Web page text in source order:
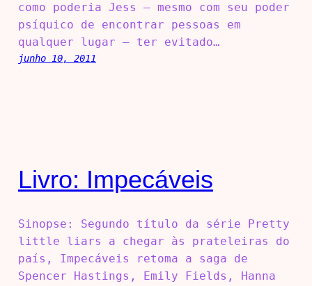
como poderia Jess – mesmo com seu poder
psíquico de encontrar pessoas em
qualquer lugar – ter evitado…
junho 10, 2011
Livro: Impecáveis
Sinopse: Segundo título da série Pretty
little liars a chegar às prateleiras do
país, Impecáveis retoma a saga de
Spencer Hastings, Emily Fields, Hanna